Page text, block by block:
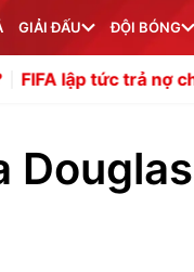
GIẢI ĐẤU ĐỘI BÓNG
trả nợ cho Jordan